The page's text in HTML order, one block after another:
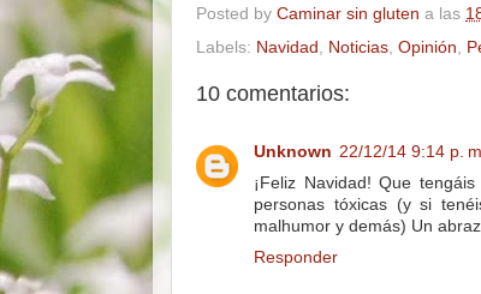
Posted by Caminar sin gluten a las
Labels: Navidad Noticias Opinión
10 comentarios:
Unknown 22/12/14 9:14 p.
¡Feliz Navidad! Que
personas tóxicas (y si
malhumor y demás) Un
Responder